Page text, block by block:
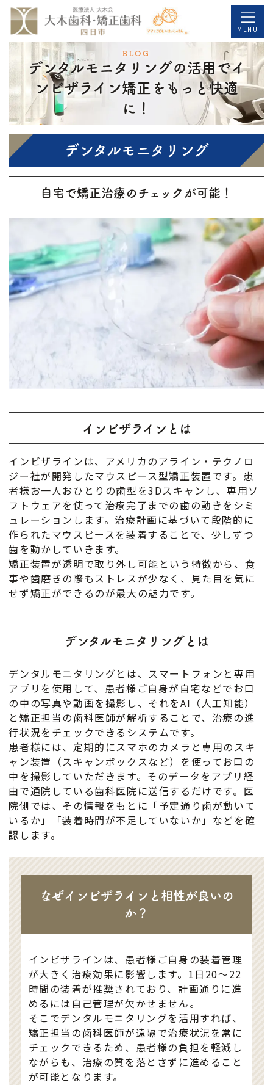
テ
ン
ツ
ス
ッ
ゲ
ー
シ
ン
移
BLOG
デンタルモニタリングの活用でイ
ンビザライン矯正をもっと快適
に！
デンタルモニタリング
自宅で矯正治療のチェックが可能！
近年、目立たず快適に行える矯正治療として、
インビザラインが人気を集めています。そんな
インビザラインをさらに効率的かつ安心して進
めるための新しいシステムが、デンタルモニタ
リングです。今回は、「デンタルモニタリング
（Dental Monitoring）」の仕組みやメリッ
ト、活用時の注意点などについて詳しく解説し
ます。
インビザラインとは
インビザラインは、アメリカのアライン・テクノロ
ジー社が開発したマウスピース型矯正装置です。患
者様お一人おひとりの歯型を3Dスキャンし、専用ソ
フトウェアを使って治療完了までの歯の動きをシミ
ュレーションします。治療計画に基づいて段階的に
作られたマウスピースを装着することで、少しずつ
歯を動かしていきます。
矯正装置が透明で取り外し可能という特徴から、食
事や歯磨きの際もストレスが少なく、見た目を気に
せず矯正ができるのが最大の魅力です。
デンタルモニタリングとは
デンタルモニタリングとは、スマートフォンと専用
アプリを使用して、患者様ご自身が自宅などでお口
の中の写真や動画を撮影し、それをAI（人工知能）
と矯正担当の歯科医師が解析することで、治療の進
行状況をチェックできるシステムです。
患者様には、定期的にスマホのカメラと専用のスキ
ャン装置（スキャンボックスなど）を使ってお口の
中を撮影していただきます。そのデータをアプリ経
由で通院している歯科医院に送信するだけです。医
院側では、その情報をもとに「予定通り歯が動いて
いるか」「装着時間が不足していないか」などを確
認します。
なぜインビザラインと相性が良いの
か？
インビザラインは、患者様ご自身の装着管理
が大きく治療効果に影響します。1日20〜22
時間の装着が推奨されており、計画通りに進
めるには自己管理が欠かせません。
そこでデンタルモニタリングを活用すれば、
矯正担当の歯科医師が遠隔で治療状況を常に
チェックできるため、患者様の負担を軽減し
ながらも、治療の質を落とさずに進めること
が可能となります。
MENU